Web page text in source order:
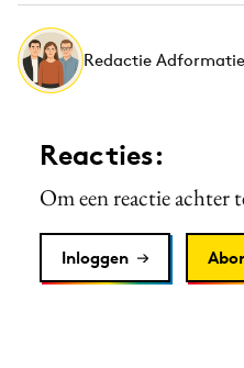
Redactie Adformatie
Reacties:
Om een reactie achter
Inloggen